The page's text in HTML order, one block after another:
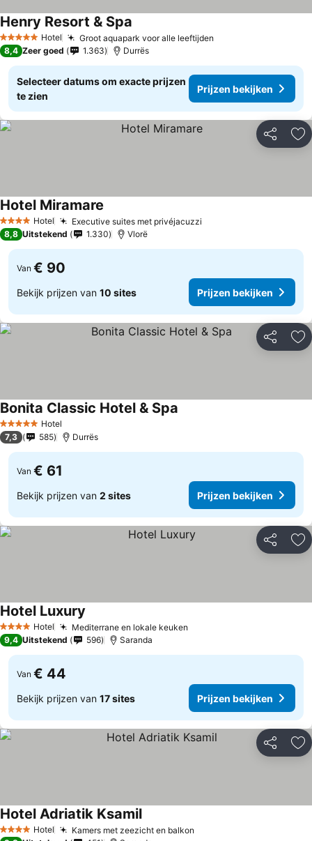
5 Sterren Hotel Groot aquapark voor alle leeftijden
Henry Resort & Spa
8,4 Zeer goed 1.363 Durrës
Selecteer datums om exacte prijzen
te zien
Prijzen bekijken
Delen
4 SterrenHotel Executive suites met privéjacuzzi
Hotel Miramare
8,8 Uitstekend 1.330 Vlorë
Van € 90
Bekijk prijzen van 10 sites Prijzen bekijken
Delen
5 Sterren Hotel
Bonita Classic Hotel & Spa
7,3 585 Durrës
Van € 61
Bekijk prijzen van 2 sites Prijzen bekijken
Delen
4 SterrenHotel Mediterrane en lokale keuken
Hotel Luxury
9,4 Uitstekend 596 Saranda
Van € 44
Bekijk prijzen van 17 sites Prijzen bekijken
Delen
4 SterrenHotel Kamers met zeezicht en balkon
Hotel Adriatik Ksamil